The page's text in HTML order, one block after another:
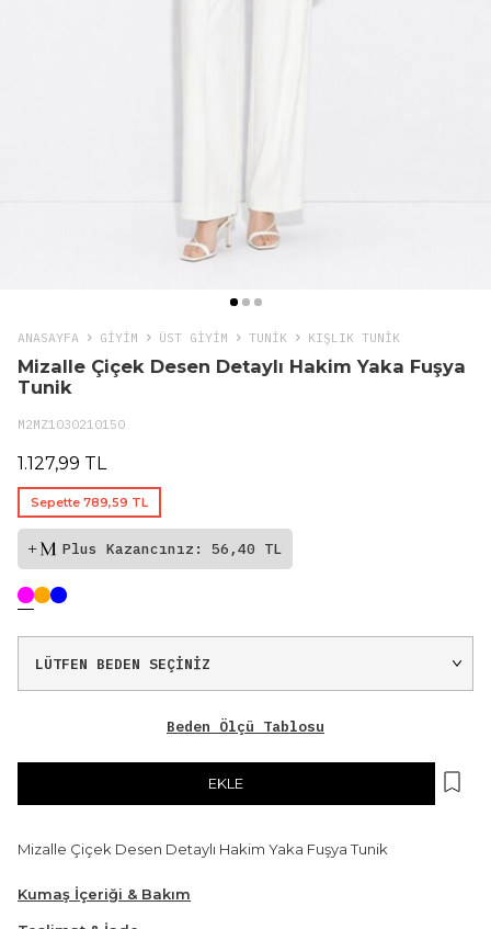
ANASAYFA GIYIM ÜST GİYİM TUNIK KIŞLIK TUNIK
Mizalle Çiçek Desen Detaylı Hakim Yaka Fuşya
Tunik
M2MZ1030210150
1.127,99 TL
Sepette 789,59 TL
Plus Kazancınız: 56,40 TL
Beden Ölçü Tablosu
EKLE
Mizalle Çiçek Desen Detaylı Hakim Yaka Fuşya Tunik
Kumaş İçeriği & Bakım